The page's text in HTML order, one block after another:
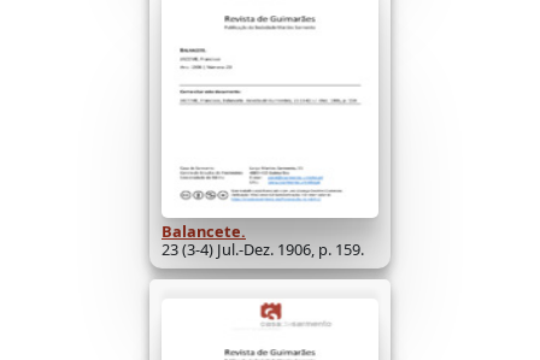
Balancete.
23 (3-4) Jul.-Dez. 1906, p. 159.